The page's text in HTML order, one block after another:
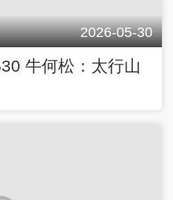
2026-05-30
牛何松：太行山